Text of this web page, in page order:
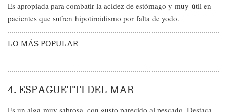
Es apropiada para combatir la acidez de estómago y muy útil en
pacientes que sufren hipotiroidismo por falta de yodo.
LO MÁS POPULAR
4. ESPAGUETTI DEL MAR
Es un alga muy sabrosa, con gusto parecido al pescado. Destaca